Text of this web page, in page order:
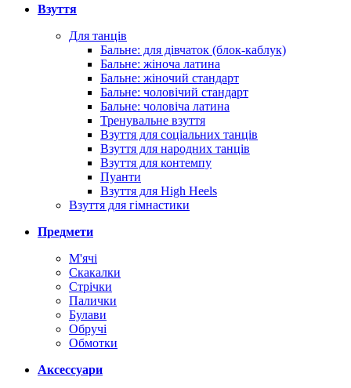
Взуття
Для танців
Бальне: для дівчаток (блок-каблук)
Бальне: жіноча латина
Бальне: жіночий стандарт
Бальне: чоловічий стандарт
Бальне: чоловіча латина
Тренувальне взуття
Взуття для соціальних танців
Взуття для народних танців
Взуття для контемпу
Пуанти
Взуття для High Heels
Взуття для гімнастики
Предмети
М'ячі
Скакалки
Стрічки
Палички
Булави
Обручі
Обмотки
Аксессуари